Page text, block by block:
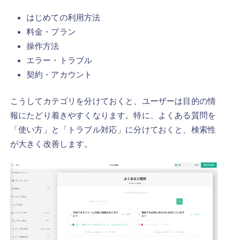
はじめての利用方法
料金・プラン
操作方法
エラー・トラブル
契約・アカウント
こうしてカテゴリを分けておくと、ユーザーは目的の情
報にたどり着きやすくなります。特に、よくある質問を
「使い方」と「トラブル対応」に分けておくと、検索性
が大きく改善します。